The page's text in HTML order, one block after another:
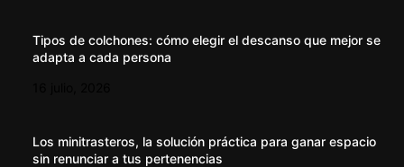
Tipos de colchones: cómo elegir el descanso que mejor se
adapta a cada persona
Los minitrasteros, la solución práctica para ganar espacio
sin renunciar a tus pertenencias